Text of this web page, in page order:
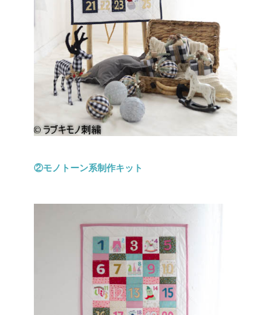
②モノトーン系制作キット